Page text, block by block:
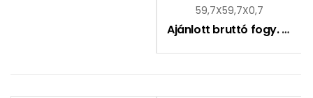
59,7X59,7X0,7
Ajánlott bruttó fogy. ár: